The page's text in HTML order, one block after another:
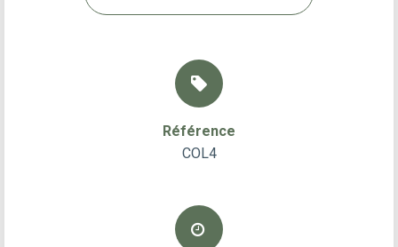
Référence
COL4